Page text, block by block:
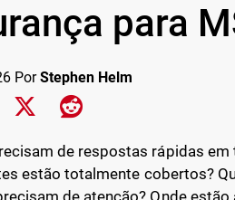
para
PorStephen Helm
LinkedIn
Share on Facebook
Share on XShare on Reddit
de respostas rápidas
estão totalmente cobertos?
de atenção? Onde